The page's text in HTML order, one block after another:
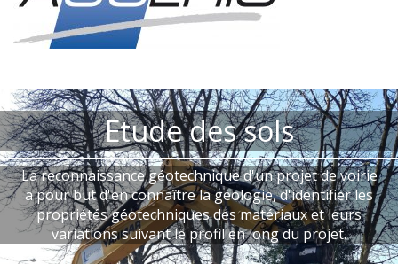
Etude des sols
La reconnaissance géotechnique d'un projet de voirie
a pour but d'en connaître la géologie, d'identifier les
propriétés géotechniques des matériaux et leurs
variations suivant le profil en long du projet.